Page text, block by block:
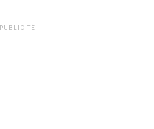
PUBLICITÉ